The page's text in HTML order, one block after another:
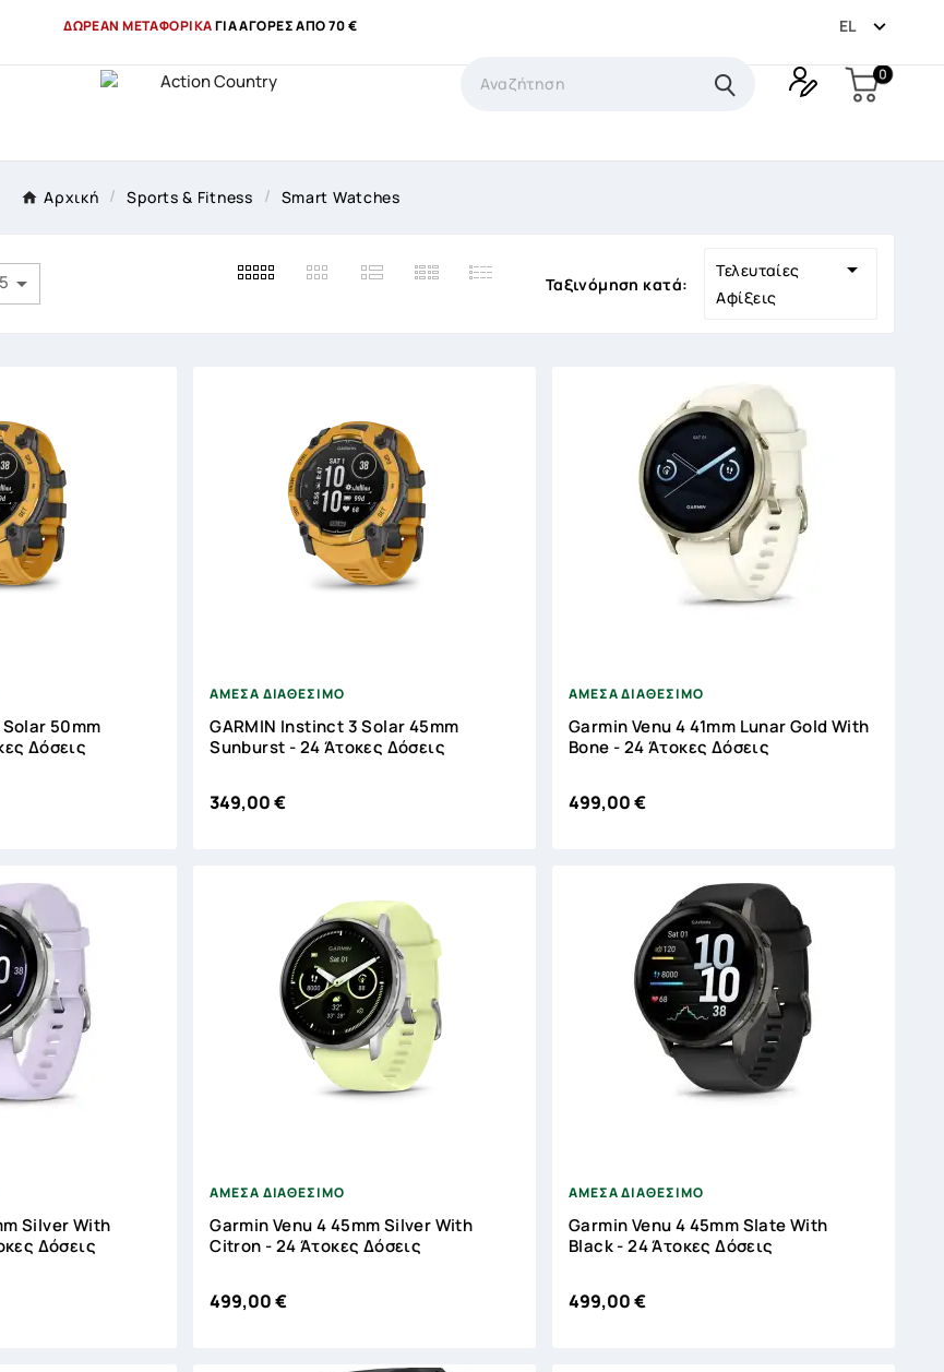
ΔΩΡΕΑΝ ΜΕΤΑΦΟΡΙΚΑΓΙΑ ΑΓΟΡΕΣ ΑΠΟ 70 € EL 
0
Αρχική Sports & Fitness Smart Watches
 Ταξινόμηση κατά:
Τελευταίες
Αφίξεις

50mm
Δόσεις
ΑΜΕΣΑ ΔΙΑΘΕΣΙΜΟ
GARMIN Instinct 3 Solar 45mm
Sunburst - 24 Άτοκες Δόσεις
349,00 €
ΑΜΕΣΑ ΔΙΑΘΕΣΙΜΟ
Garmin Venu 4 41mm Lunar Gold With
Bone - 24 Άτοκες Δόσεις
499,00 €
Silver With
Δόσεις
ΑΜΕΣΑ ΔΙΑΘΕΣΙΜΟ
Garmin Venu 4 45mm Silver With
Citron - 24 Άτοκες Δόσεις
499,00 €
ΑΜΕΣΑ ΔΙΑΘΕΣΙΜΟ
Garmin Venu 4 45mm Slate With
Black - 24 Άτοκες Δόσεις
499,00 €